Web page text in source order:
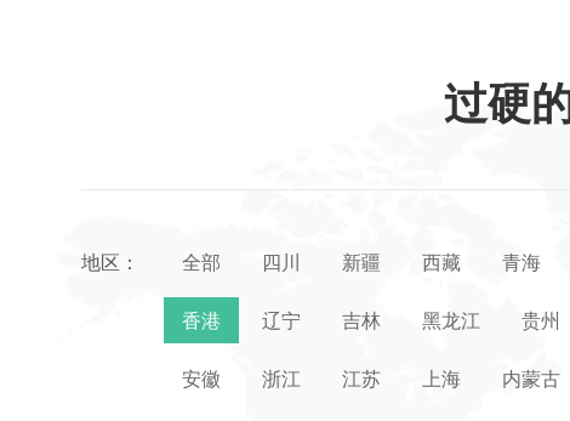
过硬
地区： 全部 四川 新疆 西藏 青海
香港 辽宁 吉林 黑龙江 贵州
安徽 浙江 江苏 上海 内蒙古